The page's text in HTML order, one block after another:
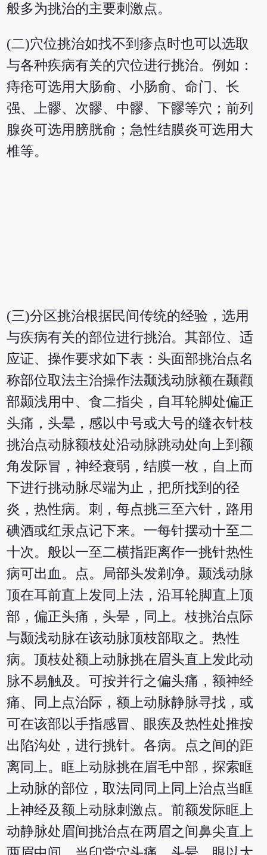
般多为挑治的主要刺激点。
(二)穴位挑治如找不到疹点时也可以选取
与各种疾病有关的穴位进行挑治。例如：
痔疮可选用大肠俞、小肠俞、命门、长
强、上髎、次髎、中髎、下髎等穴；前列
腺炎可选用膀胱俞；急性结膜炎可选用大
椎等。
(三)分区挑治根据民间传统的经验，选用
与疾病有关的部位进行挑治。其部位、适
应证、操作要求如下表：头面部挑治点名
称部位取法主治操作法颞浅动脉额在颞颧
部颞浅用中、食二指尖，自耳轮脚处偏正
头痛，头晕，感以中号或大号的缝衣针枝
挑治点动脉额枝处沿动脉跳动处向上到额
角发际冒，神经衰弱，结膜一枚，自上而
下进行挑动脉尽端为止，把所找到的径
炎，热性病。刺，每点挑三至六针，路用
碘酒或红汞点记下来。一每针摆动十至二
十次。般以一至二横指距离作一挑针热性
病可出血。点。局部头发剃净。颞浅动脉
顶在耳前直上发同上法，沿耳轮脚直上顶
部，偏正头痛，头晕，同上。枝挑治点际
与颞浅动脉在该动脉顶枝部取之。热性
病。顶枝处额上动脉挑在眉头直上发此动
脉不易触及。可按并行之偏头痛，额神经
痛、同上点治际，额上动脉静脉寻找，或
可在该部以手指感冒、眼疾及热性处推按
出陷沟处，进行挑针。各病。点之间的距
离同上。眶上动脉挑在眉毛中部，探索眶
上动脉的部位，取法同同上同上治点当眶
上神经及额上动脉刺激点。前额发际眶上
动静脉处眉间挑治点在两眉之间鼻尖直上